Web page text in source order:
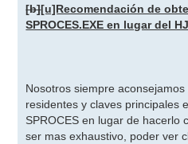
n
s
a
[b][u]Recomendación de
SPROCES.EXE en lugar del
Nosotros siempre
residentes y claves principales
SPROCES en lugar de hacerlo
ser mas exhaustivo, poder ver